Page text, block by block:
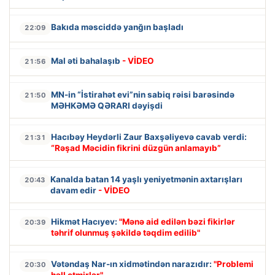
22:09 Bakıda məsciddə yanğın başladı
21:56 Mal əti bahalaşıb - VİDEO
21:50
MN-in “İstirahət evi”nin sabiq rəisi barəsində
MƏHKƏMƏ QƏRARI dəyişdi
21:31
Hacıbəy Heydərli Zaur Baxşəliyevə cavab verdi:
“Rəşad Məcidin fikrini düzgün anlamayıb”
20:43
Kanalda batan 14 yaşlı yeniyetmənin axtarışları
davam edir - VİDEO
20:39 Hikmət Hacıyev: "Mənə aid edilən bəzi fikirlər
təhrif olunmuş şəkildə təqdim edilib"
20:30 Vətəndaş Nar-ın xidmətindən narazıdır: "Problemi